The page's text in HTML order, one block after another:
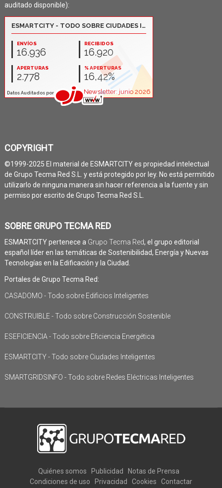
auditado disponible):
COPYRIGHT
©1999-2025 El material de ESMARTCITY es propiedad intelectual
de Grupo Tecma Red S.L. y está protegido por ley. No está permitido
utilizarlo de ninguna manera sin hacer referencia a la fuente y sin
permiso por escrito de Grupo Tecma Red S.L.
SOBRE GRUPO TECMA RED
ESMARTCITY pertenece a Grupo Tecma Red, el grupo editorial
español líder en las temáticas de Sostenibilidad, Energía y Nuevas
Tecnologías en la Edificación y la Ciudad.
Portales de Grupo Tecma Red:
CASADOMO - Todo sobre Edificios Inteligentes
CONSTRUIBLE - Todo sobre Construcción Sostenible
ESEFICIENCIA - Todo sobre Eficiencia Energética
ESMARTCITY - Todo sobre Ciudades Inteligentes
SMARTGRIDSINFO - Todo sobre Redes Eléctricas Inteligentes
Quiénes somos Publicidad
Notas de Prensa
Condiciones de uso
Privacidad Cookies Contactar